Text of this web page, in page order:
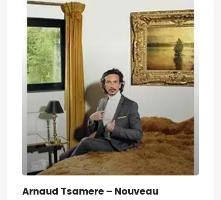
Arnaud Tsamere – Nouveau